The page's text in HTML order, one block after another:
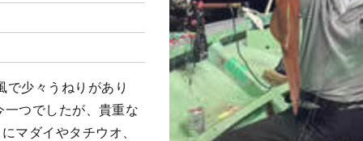
で少々うねりがあり
つでしたが、貴重な
マダイやタチウオ、